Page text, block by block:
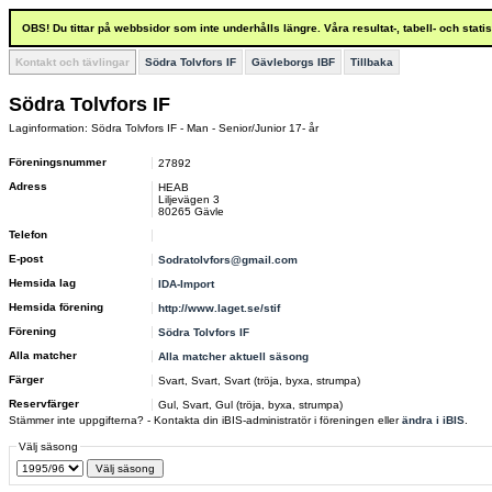
OBS! Du tittar på webbsidor som inte underhålls längre. Våra resultat-, tabell- och
Kontakt och tävlingar Södra Tolvfors IF Gävleborgs IBF Tillbaka
Södra Tolvfors IF
Laginformation: Södra Tolvfors IF - Man - Senior/Junior 17- år
Föreningsnummer
27892
Adress
HEAB
Liljevägen 3
80265 Gävle
Telefon
E-post
Sodratolvfors@gmail.com
Hemsida lag
IDA-Import
Hemsida förening
http://www.laget.se/stif
Förening
Södra Tolvfors IF
Alla matcher
Alla matcher aktuell säsong
Färger
Svart, Svart, Svart (tröja, byxa, strumpa)
Reservfärger
Gul, Svart, Gul (tröja, byxa, strumpa)
Stämmer inte uppgifterna? - Kontakta din iBIS-administratör i föreningen ellerändra i iBIS
Välj säsong